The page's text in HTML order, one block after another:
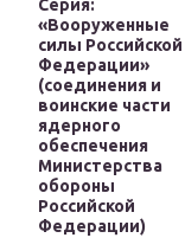
Серия:
«Вооруженные
силы Российской
Федерации»
(соединения и
воинские части
ядерного
обеспечения
Министерства
обороны
Российской
Федерации)